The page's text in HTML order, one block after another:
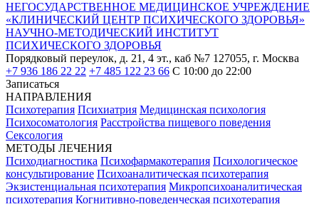
НЕГОСУДАРСТВЕННОЕ МЕДИЦИНСКОЕ УЧРЕЖДЕНИЕ
«КЛИНИЧЕСКИЙ ЦЕНТР ПСИХИЧЕСКОГО ЗДОРОВЬЯ»
НАУЧНО-МЕТОДИЧЕСКИЙ ИНСТИТУТ
ПСИХИЧЕСКОГО ЗДОРОВЬЯ
Порядковый переулок, д. 21, 4 эт., каб №7 127055, г. Москва
+7 936 186 22 22 +7 485 122 23 66 С 10:00 до 22:00
Записаться
НАПРАВЛЕНИЯ
Психотерапия Психиатрия Медицинская психология
Психосоматология Расстройства пищевого поведения
Сексология
МЕТОДЫ ЛЕЧЕНИЯ
Психодиагностика Психофармакотерапия Психологическое
консультирование Психоаналитическая психотерапия
Экзистенциальная психотерапия Микропсихоаналитическая
психотерапия Когнитивно-поведенческая психотерапия